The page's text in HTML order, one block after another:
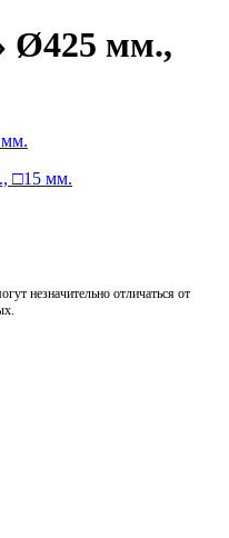
Ø425 мм.,
незначительно отличаться от